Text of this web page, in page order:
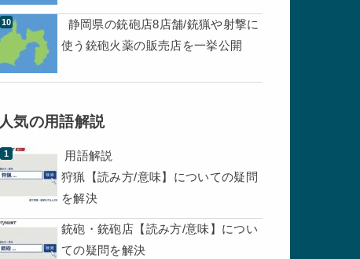
静岡県の銃砲店8店舗/銃猟や射撃に
使う銃砲火薬の販売店を一挙公開
人気の用語解説
用語解説
狩猟【読み方/意味】についての疑問
を解決
銃砲・銃砲店【読み方/意味】につい
ての疑問を解決